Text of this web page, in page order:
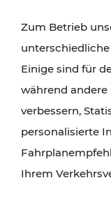
Wanderungen,
Radtouren oder
Attraktionen
Angeboten des
Zum Betrieb
Einige sind für
während andere
verbessern,
personalisierte
Ihrem